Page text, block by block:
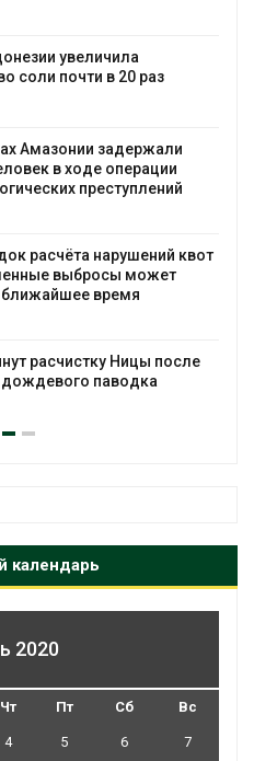
увеличила
соли почти в 20 раз
Амазонии задержали
в ходе операции
преступлений
расчёта нарушений квот
выбросы может
ближайшее время
расчистку Ницы после
дождевого паводка
календарь
2020
Чт Пт Сб Вс
4 5 6 7